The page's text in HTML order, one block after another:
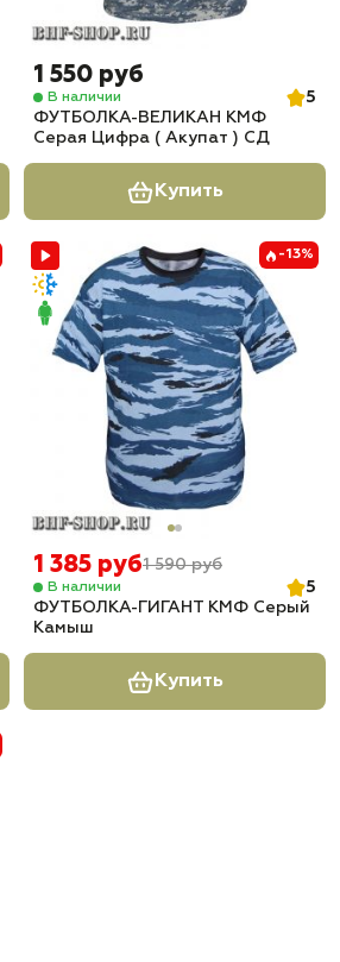
1 550 руб
В наличии
5
ФУТБОЛКА-ВЕЛИКАН КМФ
Серая Цифра ( Акупат ) СД
Купить
-13%
1 385 руб1 590 руб
В наличии
5
ФУТБОЛКА-ГИГАНТ КМФ Серый
Камыш
Купить